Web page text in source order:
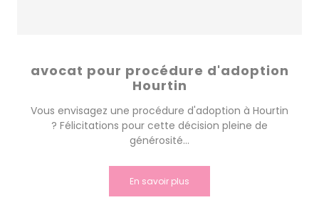
avocat pour procédure d'adoption
Hourtin
Vous envisagez une procédure d'adoption à Hourtin
? Félicitations pour cette décision pleine de
générosité...
En savoir plus